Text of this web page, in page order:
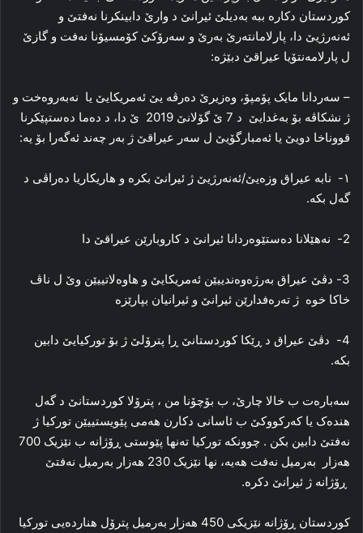
كوردستان دكارە ببە بەدیلێ ئیرانێ د وارێ دابینكرنا نەفتێ و
ئەنەرژیێ دا، پارلامانتەرێ بەرێ و سەرۆكێ كۆمسیۆنا نەفت و گازێ
ل پارلامەنتۆیا عیراقێ دبێژە:
– سه‌ردانا مایک پۆمپۆ، وەزیرێ دەرڤە یێ ئەمریكایێ یا نه‌به‌روه‌خت و
ژ نشکاڤه‌ بۆ به‌غدایێ د 7 ێ گۆلانێ 2019 ێ دا، د ده‌ما ده‌ستپێکرنا
قووناخا دویێ یا ئه‌مبارگۆیێ ل سه‌ر عیراقێ ژ به‌ر چه‌ند ئه‌گه‌را بۆ یه‌:
۱- نابە عیراق وزه‌یێ/ئەنەرژیێ ژ ئیرانێ بکرە و هاریکاریا ده‌راڤی د
گه‌ل بکە.
2- نه‌هێلانا ده‌ستێوه‌ردانا ئیرانێ د کاروبارێن عیراقێ دا
3- دڤێ عیراق به‌رژه‌وه‌ندییێن ئه‌مریکایێ و هاوه‌لاتییێن وێ ل ناڤ
خاکا خوه‌ ژ ته‌ره‌فدارێن ئیرانێ و ئیرانیان بپارێزە
4- دڤێ عیراق د ڕێکا کوردستانێ ڕا پترۆلێ ژ بۆ تورکیایێ دابین
بکە.
سه‌باره‌ت ب خالا چارێ، ب بۆچۆنا من ، پترۆلا کوردستانێ د گه‌ل
هنده‌ک یا که‌رکووکێ ب ئاسانی دکارن هه‌می پێویستییێن تورکیا ژ
نه‌فتێ دابین بکن . چوونکه‌ تورکیا ته‌نها پێوستی ڕۆژانه‌ ب نێزیک 700
ھەزار به‌رمیل نه‌فت هه‌یه‌، ‌نها نێزیک 230 هه‌زار به‌رمیل نەفتێ
ڕۆژانه‌ ژ ئیرانێ دكرە.
کوردستان ڕۆژانه‌ نێزیکی 450 هه‌زار به‌رمیل پترۆل هنارده‌یی تورکیا